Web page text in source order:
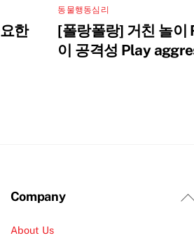
한
동물행동심리
[폴랑폴랑] 거친 놀이
이 공격성 Play
Company
About Us